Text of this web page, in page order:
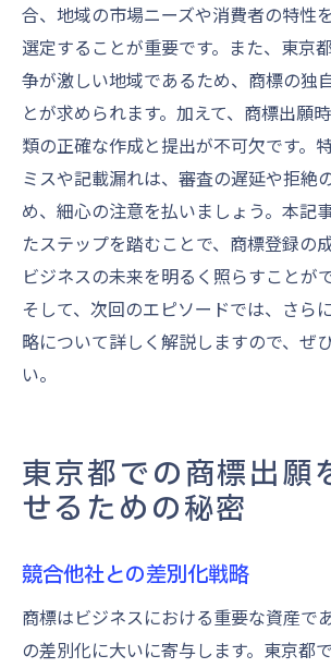
合、地域の市場ニーズや消費者の特性
選定することが重要です。また、東京
争が激しい地域であるため、商標の独
とが求められます。加えて、商標出願
類の正確な作成と提出が不可欠です。
ミスや記載漏れは、審査の遅延や拒絶
め、細心の注意を払いましょう。本記
たステップを踏むことで、商標登録の
ビジネスの未来を明るく照らすことが
そして、次回のエピソードでは、さら
略について詳しく解説しますので、ぜ
い。
東京都での商標出願
せるための秘密
競合他社との差別化戦略
商標はビジネスにおける重要な資産で
の差別化に大いに寄与します。東京都